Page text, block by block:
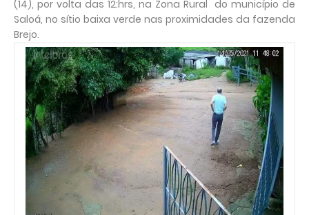
(14), por volta das 12:hrs, na Zona Rural do município de
Saloá, no sítio baixa verde nas proximidades da fazenda
Brejo.